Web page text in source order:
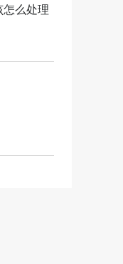
怎么处理